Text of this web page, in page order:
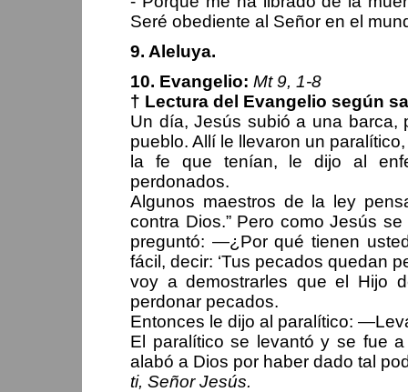
Seré obediente al Señor en el
9. Aleluya.
10. Evangelio: Mt 9, 1-8
† Lectura del Evangelio según
Un día, Jesús subió a una barca,
pueblo. Allí le llevaron un
la fe que tenían, le dijo al
perdonados.
Algunos maestros de la ley
contra Dios.” Pero como Jesús
preguntó: —¿Por qué tienen
fácil, decir: ‘Tus pecados quedan
voy a demostrarles que el Hijo
perdonar pecados.
Entonces le dijo al paralítico:
El paralítico se levantó y se fue
alabó a Dios por haber dado tal
ti, Señor Jesús.